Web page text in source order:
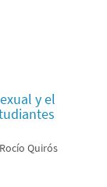
y el
Quirós